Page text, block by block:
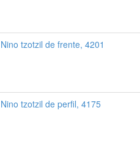
Nino tzotzil de frente, 4201
Nino tzotzil de perfil, 4175